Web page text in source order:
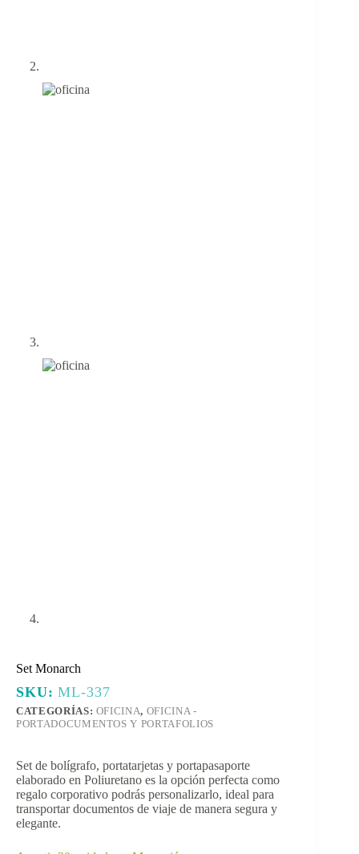
Set Monarch
SKU:ML-337
CATEGORÍAS: OFICINA, OFICINA -
PORTADOCUMENTOS Y PORTAFOLIOS
Set de bolígrafo, portatarjetas y portapasaporte
elaborado en Poliuretano es la opción perfecta como
regalo corporativo podrás personalizarlo, ideal para
transportar documentos de viaje de manera segura y
elegante.